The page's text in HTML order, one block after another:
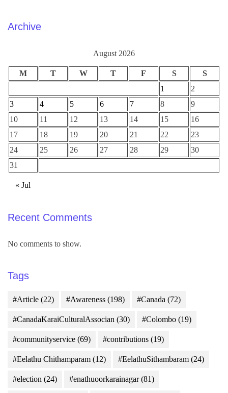
Archive
August 2026
M T W T F S
S
1
2
3
4 5 6 7 8
9
10
11 12 13 14 15
16
17
18 19 20 21 22
23
24
25 26 27 28 29
30
31
« Jul
Recent Comments
No comments to show.
Tags
#Article (22) #Awareness (198) #Canada (72)
#CanadaKaraiCulturalAssocian (30) #Colombo (19)
#communityservice (69) #contributions (19)
#Eelathu Chithamparam (12) #EelathuSithambaram (24)
#election (24) #enathuoorkarainagar(81)